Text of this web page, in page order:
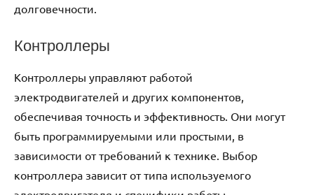
долговечности.
Контроллеры
Контроллеры управляют работой
электродвигателей и других компонентов,
обеспечивая точность и эффективность. Они могут
быть программируемыми или простыми, в
зависимости от требований к технике. Выбор
контроллера зависит от типа используемого